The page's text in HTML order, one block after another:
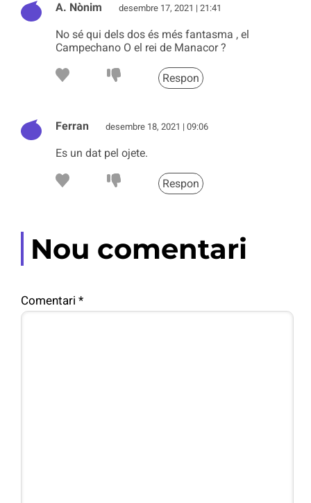
A. Nònim desembre 17, 2021 | 21:41
No sé qui dels dos és més fantasma , el
Campechano O el rei de Manacor ?
Respon
Ferran desembre 18, 2021 | 09:06
Es un dat pel ojete.
Respon
Nou comentari
Comentari *